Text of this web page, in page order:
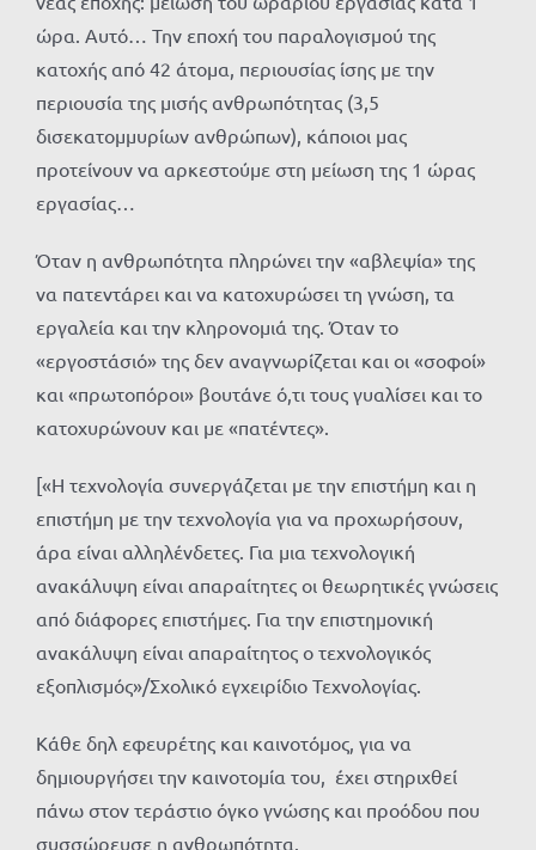
ώρα. Αυτό… Την εποχή του παραλογισμού της
κατοχής από 42 άτομα, περιουσίας ίσης με την
περιουσία της μισής ανθρωπότητας (3,5
δισεκατομμυρίων ανθρώπων), κάποιοι μας
προτείνουν να αρκεστούμε στη μείωση της 1 ώρας
εργασίας…
Όταν η ανθρωπότητα πληρώνει την «αβλεψία» της
να πατεντάρει και να κατοχυρώσει τη γνώση, τα
εργαλεία και την κληρονομιά της. Όταν το
«εργοστάσιό» της δεν αναγνωρίζεται και οι «σοφοί»
και «πρωτοπόροι» βουτάνε ό,τι τους γυαλίσει και το
κατοχυρώνουν και με «πατέντες».
[«Η τεχνολογία συνεργάζεται με την επιστήμη και η
επιστήμη με την τεχνολογία για να προχωρήσουν,
άρα είναι αλληλένδετες. Για μια τεχνολογική
ανακάλυψη είναι απαραίτητες οι θεωρητικές γνώσεις
από διάφορες επιστήμες. Για την επιστημονική
ανακάλυψη είναι απαραίτητος ο τεχνολογικός
εξοπλισμός»/Σχολικό εγχειρίδιο Τεχνολογίας.
Κάθε δηλ εφευρέτης και καινοτόμος, για να
δημιουργήσει την καινοτομία του, έχει στηριχθεί
πάνω στον τεράστιο όγκο γνώσης και προόδου που
συσσώρευσε η ανθρωπότητα.